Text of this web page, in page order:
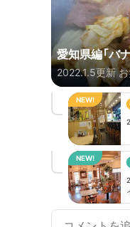
愛知県編「バ
したお店
2022.1.5更新
るTBSのTV番
介されたグルメ
地元の方がお
食べる、日村
いてきちゃいます。 「バナナマンのせっか
式HP http://